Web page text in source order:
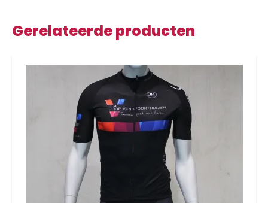
Gerelateerde producten